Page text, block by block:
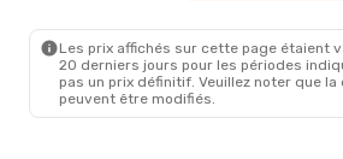
Les prix affichés sur cette page étaient
20 derniers jours pour les périodes
pas un prix définitif. Veuillez noter que
peuvent être modifiés.